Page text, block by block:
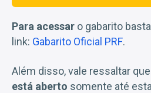
Para acessar o gabarito
link: Gabarito Oficial PRF.
Além disso, vale ressaltar
está aberto somente até